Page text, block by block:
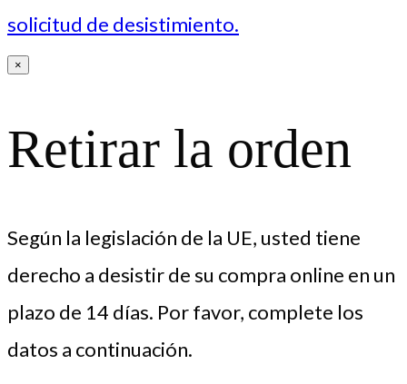
solicitud de desistimiento.
×
Retirar la orden
Según la legislación de la UE, usted tiene
derecho a desistir de su compra online en un
plazo de 14 días. Por favor, complete los
datos a continuación.